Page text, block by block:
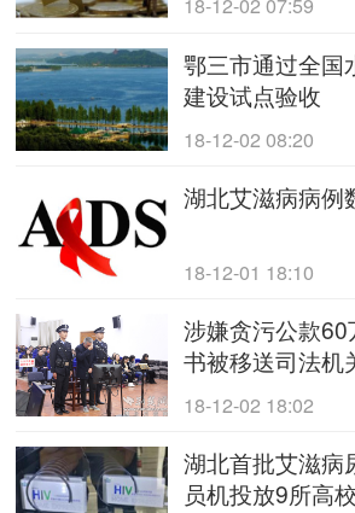
鄂三市通过全国
建设试点验收
18-12-02 08:20
湖北艾滋病病例
18-12-01 18:10
涉嫌贪污公款
书被移送司法机
18-12-02 18:02
湖北首批艾滋病
员机投放9所高校